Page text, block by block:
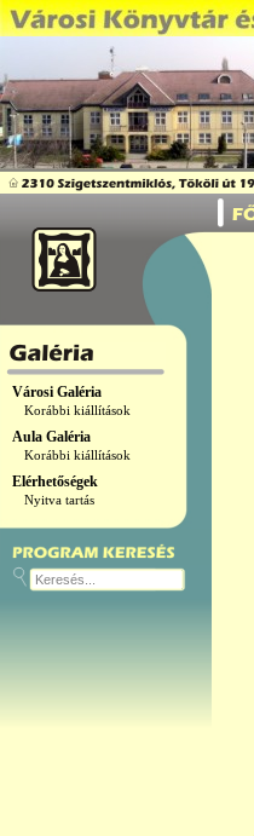
Városi Galéria
Korábbi kiállítások
Aula Galéria
Korábbi kiállítások
Elérhetőségek
Nyitva tartás